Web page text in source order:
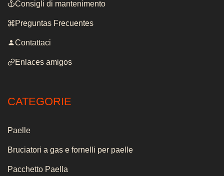
Consigli di mantenimento
Preguntas Frecuentes
Contattaci
Enlaces amigos
CATEGORIE
Paelle
Bruciatori a gas e fornelli per paelle
Pacchetto Paella